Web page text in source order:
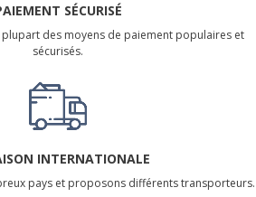
SÉCURISÉ
des moyens de paiement populaires et
sécurisés.
INTERNATIONALE
pays et proposons différents transporteurs.